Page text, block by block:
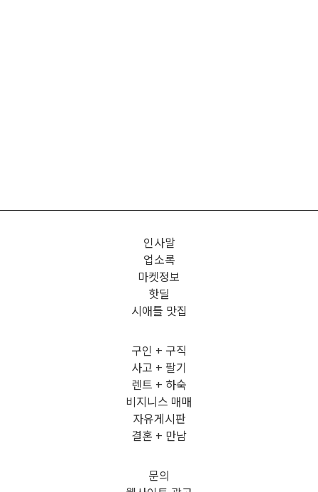
인사말
업소록
마켓정보
핫딜
시애틀 맛집
구인 + 구직
사고 + 팔기
렌트 + 하숙
비지니스 매매
자유게시판
결혼 + 만남
문의